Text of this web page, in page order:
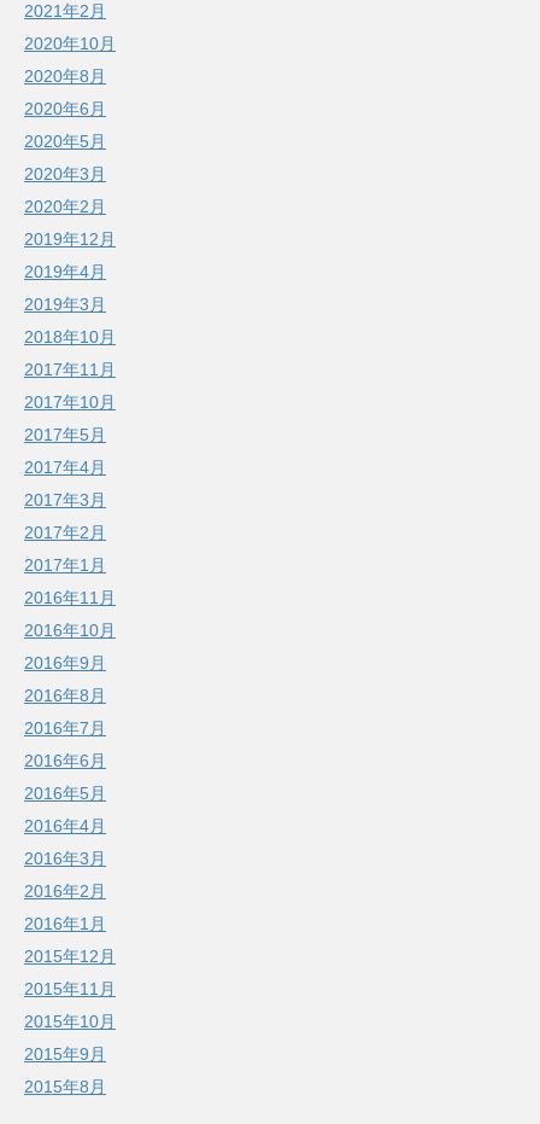
2021年2月
2020年10月
2020年8月
2020年6月
2020年5月
2020年3月
2020年2月
2019年12月
2019年4月
2019年3月
2018年10月
2017年11月
2017年10月
2017年5月
2017年4月
2017年3月
2017年2月
2017年1月
2016年11月
2016年10月
2016年9月
2016年8月
2016年7月
2016年6月
2016年5月
2016年4月
2016年3月
2016年2月
2016年1月
2015年12月
2015年11月
2015年10月
2015年9月
2015年8月